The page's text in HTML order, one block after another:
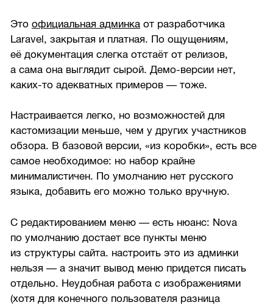
Этоофициальная админка от разработчика
Laravel, закрытая и платная. По ощущениям,
её документация слегка отстаёт от релизов,
а сама она выглядит сырой. Демо-версии нет,
каких-то адекватных примеров — тоже.
Настраивается легко, но возможностей для
кастомизации меньше, чем у других участников
обзора. В базовой версии, «из коробки», есть все
самое необходимое: но набор крайне
минималистичен. По умолчанию нет русского
языка, добавить его можно только вручную.
С редактированием меню — есть нюанс: Nova
по умолчанию достает все пункты меню
из структуры сайта. настроить это из админки
нельзя — а значит вывод меню придется писать
отдельно. Неудобная работа с изображениями
(хотя для конечного пользователя разница